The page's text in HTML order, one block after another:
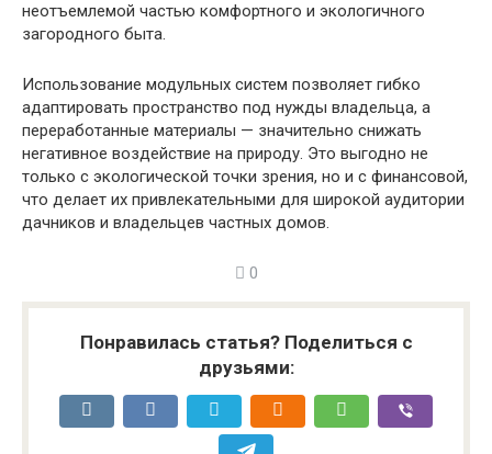
неотъемлемой частью комфортного и экологичного
загородного быта.
Использование модульных систем позволяет гибко
адаптировать пространство под нужды владельца, а
переработанные материалы — значительно снижать
негативное воздействие на природу. Это выгодно не
только с экологической точки зрения, но и с финансовой,
что делает их привлекательными для широкой аудитории
дачников и владельцев частных домов.
0
Понравилась статья? Поделиться с
друзьями: